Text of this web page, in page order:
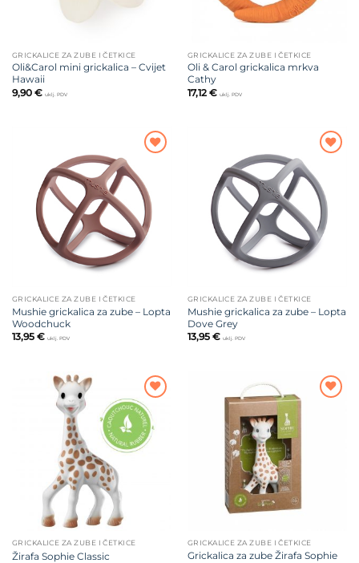
GRICKALICE ZA ZUBE I ČETKICE
Oli&Carol mini grickalica – Cvijet
Hawaii
9,90 € uklj. PDV
GRICKALICE ZA ZUBE I ČETKICE
Oli & Carol grickalica mrkva
Cathy
17,12 € uklj. PDV
na listu
želja
GRICKALICE ZA ZUBE I ČETKICE
Mushie grickalica za zube – Lopta
Woodchuck
13,95 € uklj. PDV
na listu
želja
GRICKALICE ZA ZUBE I ČETKICE
Mushie grickalica za zube – Lopta
Dove Grey
13,95 € uklj. PDV
Dodajte
na listu
želja
GRICKALICE ZA ZUBE I ČETKICE
Žirafa Sophie Classic
GRICKALICE ZA ZUBE I ČETKICE
Grickalica za zube Žirafa Sophie